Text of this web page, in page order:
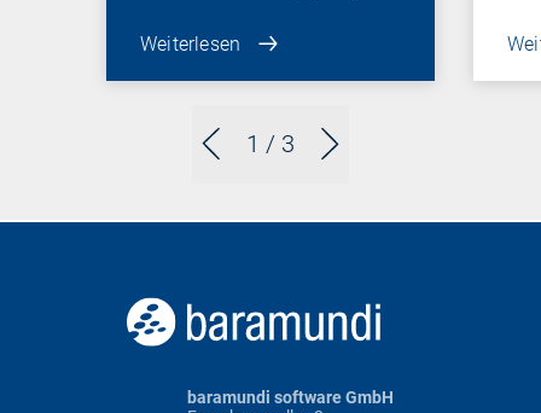
1 / 3
Weiterlesen
baramundi software GmbH